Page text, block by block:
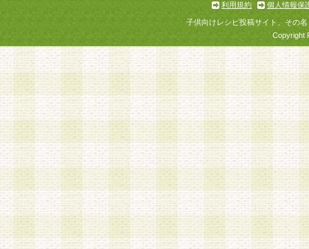
利用規約
個人情報保
子供向けレシピ投稿サイト、その
Copyright